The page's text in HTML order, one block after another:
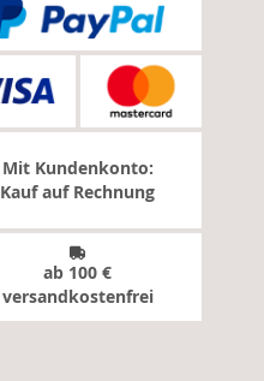
Mit Kundenkonto:
Kauf auf Rechnung
ab 100 €
versandkostenfrei